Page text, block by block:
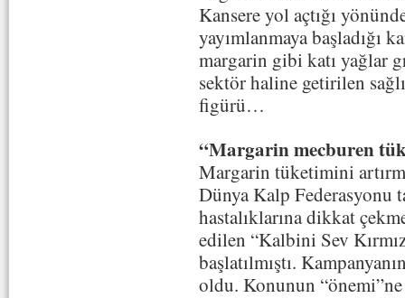
Kansere yol açtığı
yayımlanmaya başladığı
margarin gibi katı yağlar
sektör haline getirilen
figürü…
“Margarin mecburen
Margarin tüketimini
Dünya Kalp Federasyonu
hastalıklarına dikkat
edilen “Kalbini Sev
başlatılmıştı.
oldu. Konunun